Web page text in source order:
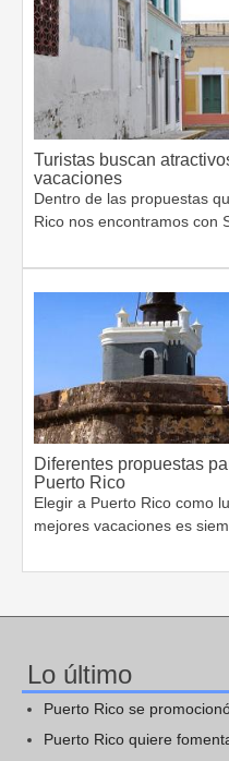
Turistas buscan
vacaciones
Dentro de las propuestas
Rico nos encontramos con
Diferentes propuestas
Puerto Rico
Elegir a Puerto Rico como
mejores vacaciones es
Lo último
Puerto Rico se
Puerto Rico quiere